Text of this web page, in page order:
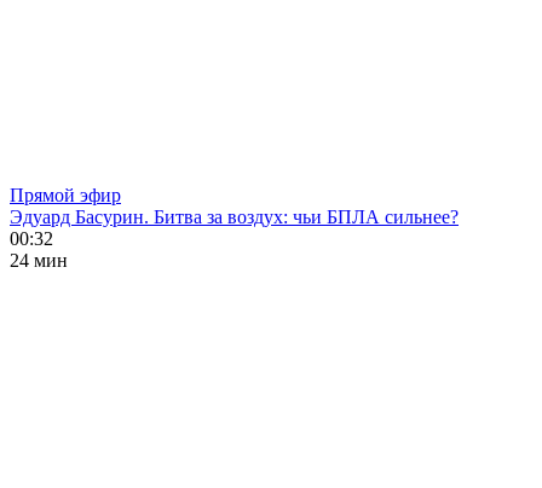
Прямой эфир
Эдуард Басурин. Битва за воздух: чьи БПЛА сильнее?
00:32
24 мин